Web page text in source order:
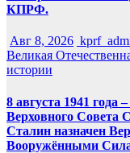
КПРФ.
Авг 8, 2026
Великая
истории
8 августа 1941 года
Верховного
Сталин назначен
Вооружёнными